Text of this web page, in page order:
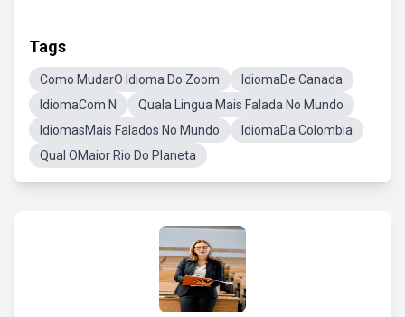
Tags
Como MudarO Idioma Do Zoom
IdiomaDe Canada
IdiomaCom N
Quala Lingua Mais Falada No Mundo
IdiomasMais Falados No Mundo
IdiomaDa Colombia
Qual OMaior Rio Do Planeta